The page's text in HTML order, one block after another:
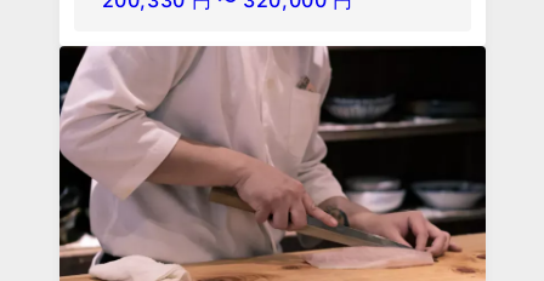
正社員 調理・キッチンスタッフ
フレンチ
学士会館ホテル
洋食調理
東京都千代田区神田錦町3-28
月給 /